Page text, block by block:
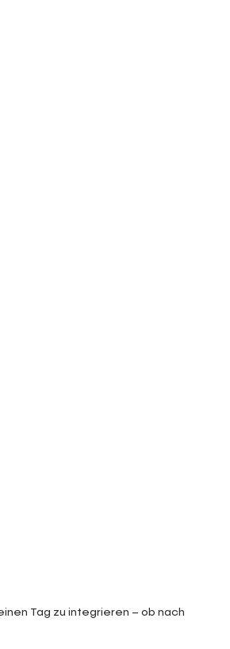
Tag zu integrieren – ob nach